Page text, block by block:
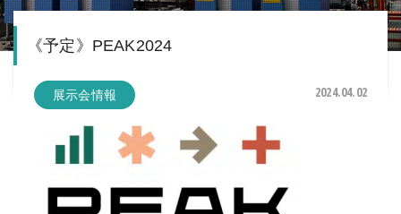
《予定》PEAK2024
展示会情報 2024.04.02